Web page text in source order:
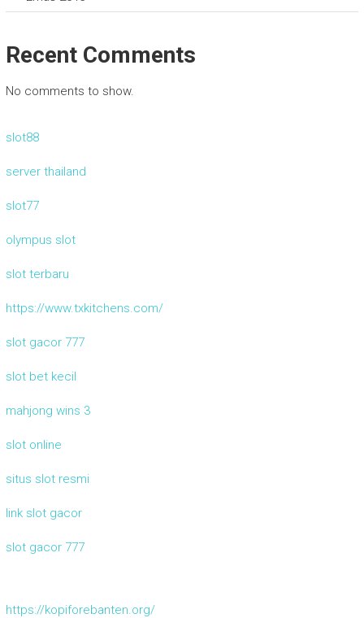
Recent Comments
No comments to show.
slot88
server thailand
slot77
olympus slot
slot terbaru
https://www.txkitchens.com/
slot gacor 777
slot bet kecil
mahjong wins 3
slot online
situs slot resmi
link slot gacor
slot gacor 777
https://kopiforebanten.org/